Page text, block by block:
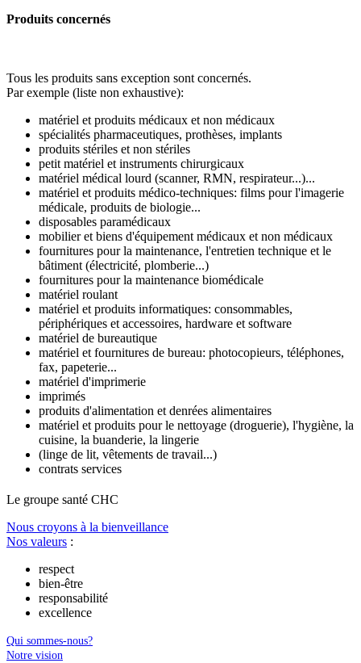
Produits concernés
Tous les produits sans exception sont concernés.
Par exemple (liste non exhaustive):
matériel et produits médicaux et non médicaux
spécialités pharmaceutiques, prothèses, implants
produits stériles et non stériles
petit matériel et instruments chirurgicaux
matériel médical lourd (scanner, RMN, respirateur...)...
matériel et produits médico-techniques: films pour l'imagerie
médicale, produits de biologie...
disposables paramédicaux
mobilier et biens d'équipement médicaux et non médicaux
fournitures pour la maintenance, l'entretien technique et le
bâtiment (électricité, plomberie...)
fournitures pour la maintenance biomédicale
matériel roulant
matériel et produits informatiques: consommables,
périphériques et accessoires, hardware et software
matériel de bureautique
matériel et fournitures de bureau: photocopieurs, téléphones,
fax, papeterie...
matériel d'imprimerie
imprimés
produits d'alimentation et denrées alimentaires
matériel et produits pour le nettoyage (droguerie), l'hygiène, la
cuisine, la buanderie, la lingerie
(linge de lit, vêtements de travail...)
contrats services
Le groupe santé CHC
Nous croyons à la bienveillance
Nos valeurs :
respect
bien-être
responsabilité
excellence
Qui sommes-nous?
Notre vision